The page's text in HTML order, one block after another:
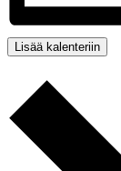
Lisää kalenteriin